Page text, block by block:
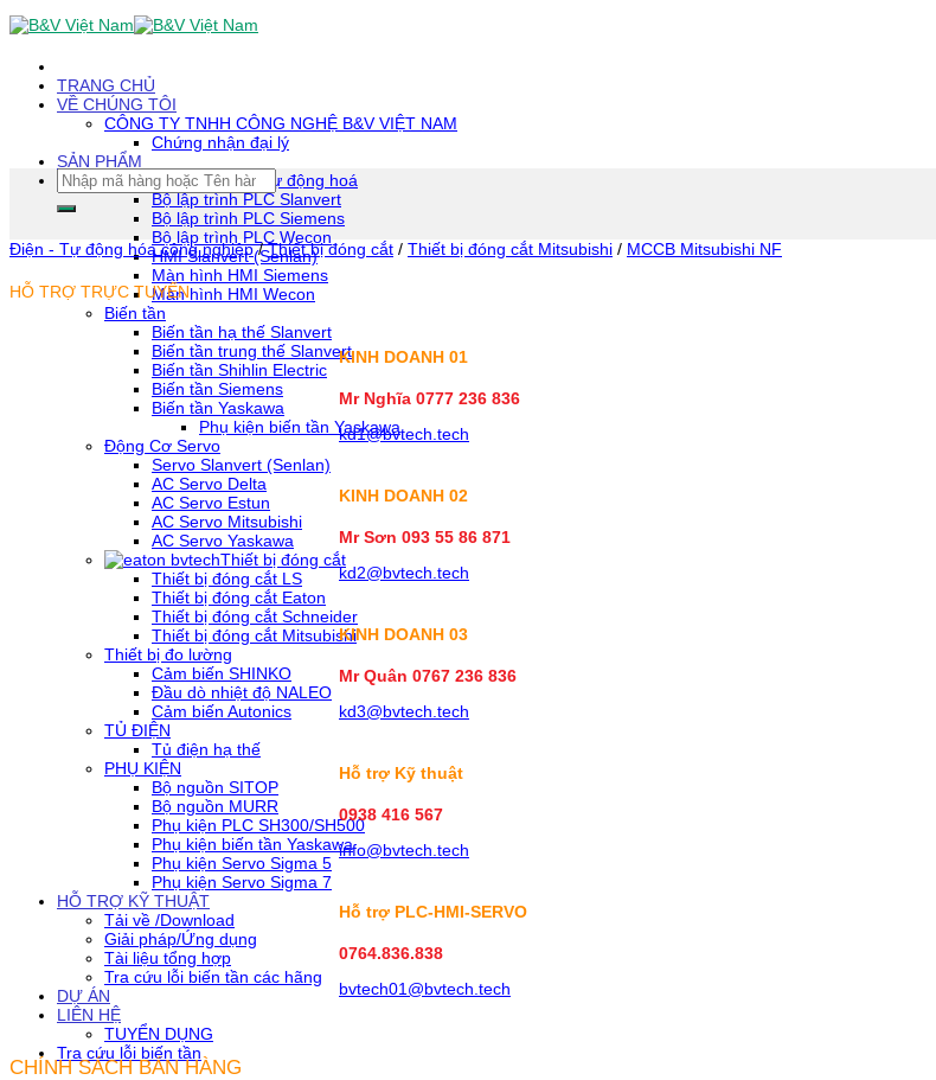
Skip
To
(tạm
dịch)
TRANG CHỦ
VỀ CHÚNG TÔI
CÔNG TY TNHH CÔNG NGHỆ B&V VIỆT NAM
Chứng nhận đại lý
SẢN PHẨM
Thiết bị tự động hoá
Bộ lập trình PLC Slanvert
Bộ lập trình PLC Siemens
Bộ lập trình PLC Wecon
HMI Slanvert (Senlan)
Màn hình HMI Siemens
Màn hình HMI Wecon
Biến tần
Biến tần hạ thế Slanvert
Biến tần trung thế Slanvert
Biến tần Shihlin Electric
Biến tần Siemens
Biến tần Yaskawa
Phụ kiện biến tần Yaskawa
Động Cơ Servo
Servo Slanvert (Senlan)
AC Servo Delta
AC Servo Estun
AC Servo Mitsubishi
AC Servo Yaskawa
Thiết bị đóng cắt
Thiết bị đóng cắt LS
Thiết bị đóng cắt Eaton
Thiết bị đóng cắt Schneider
Thiết bị đóng cắt Mitsubishi
Thiết bị đo lường
Cảm biến SHINKO
Đầu dò nhiệt độ NALEO
Cảm biến Autonics
TỦ ĐIỆN
Tủ điện hạ thế
PHỤ KIỆN
Bộ nguồn SITOP
Bộ nguồn MURR
Phụ kiện PLC SH300/SH500
Phụ kiện biến tần Yaskawa
Phụ kiện Servo Sigma 5
Phụ kiện Servo Sigma 7
HỖ TRỢ KỸ THUẬT
Tải về /Download
Giải pháp/Ứng dụng
Tài liệu tổng hợp
Tra cứu lỗi biến tần các hãng
DỰ ÁN
LIÊN HỆ
TUYỂN DỤNG
Tra cứu lỗi biến tần
Tìm
kiếm:
Điện - Tự động hóa công nghiệp / Thiết bị đóng cắt / Thiết bị đóng cắt Mitsubishi / MCCB Mitsubishi NF
HỖ TRỢ TRỰC TUYẾN
KINH DOANH 01
Mr Nghĩa 0777 236 836
kd1@bvtech.tech
KINH DOANH 02
Mr Sơn 093 55 86 871
kd2@bvtech.tech
KINH DOANH 03
Mr Quân 0767 236 836
kd3@bvtech.tech
Hỗ trợ Kỹ thuật
0938 416 567
info@bvtech.tech
Hỗ trợ PLC-HMI-SERVO
0764.836.838
bvtech01@bvtech.tech
CHÍNH SÁCH BÁN HÀNG